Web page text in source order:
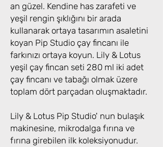
an güzel. Kendine has zarafeti ve
yeşil rengin şıklığını bir arada
kullanarak ortaya tasarımın asaletini
koyan Pip Studio çay fincanı ile
farkınızı ortaya koyun. Lily & Lotus
yeşil çay fincan seti 280 ml iki adet
çay fincanı ve tabağı olmak üzere
toplam dört parçadan oluşmaktadır.
Lily & Lotus Pip Studio' nun bulaşık
makinesine, mikrodalga fırına ve
fırına girebilen ilk koleksiyonudur.